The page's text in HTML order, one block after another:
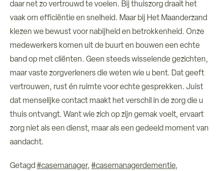
daar net zo vertrouwd te voelen. Bij thuiszorg draait het
vaak om efficiëntie en snelheid. Maar bij Het Maanderzand
kiezen we bewust voor nabijheid en betrokkenheid. Onze
medewerkers komen uit de buurt en bouwen een echte
band op met cliënten. Geen steeds wisselende gezichten,
maar vaste zorgverleners die weten wie u bent. Dat geeft
vertrouwen, rust én ruimte voor echte gesprekken. Juist
dat menselijke contact maakt het verschil in de zorg die u
thuis ontvangt. Want wie zich op zijn gemak voelt, ervaart
zorg niet als een dienst, maar als een gedeeld moment van
aandacht.
Getagd #casemanager, #casemanagerdementie,